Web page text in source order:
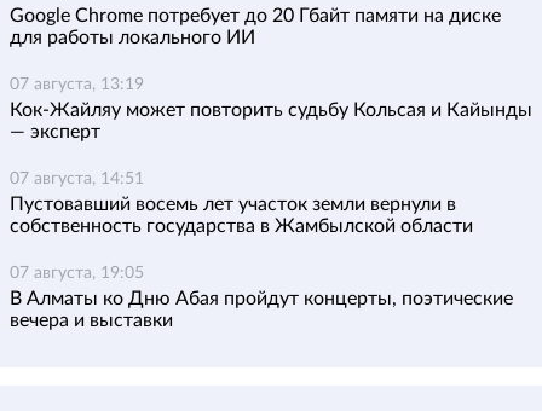
Google Chrome потребует до 20 Гбайт памяти на диске
для работы локального ИИ
07 августа, 13:19
Кок-Жайляу может повторить судьбу Кольсая и Кайынды
— эксперт
07 августа, 14:51
Пустовавший восемь лет участок земли вернули в
собственность государства в Жамбылской области
07 августа, 19:05
В Алматы ко Дню Абая пройдут концерты, поэтические
вечера и выставки